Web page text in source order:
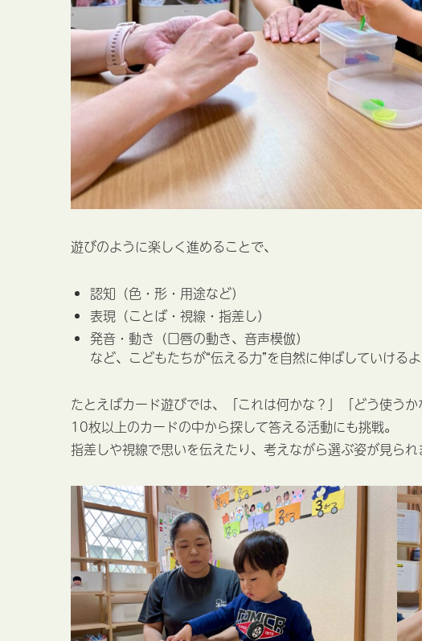
遊びのように楽しく進めることで、
認知（色・形・用途など）
表現（ことば・視線・指差し）
発音・動き（口唇の動き、音声模倣）
など、こどもたちが“伝える力”を自然に伸ばしていける
たとえばカード遊びでは、「これは何かな？」「どう使うか
10枚以上のカードの中から探して答える活動にも挑戦。
指差しや視線で思いを伝えたり、考えながら選ぶ姿が見られ